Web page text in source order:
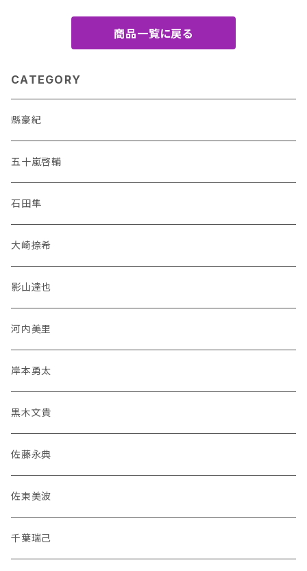
商品一覧に戻る
CATEGORY
縣豪紀
五十嵐啓輔
石田隼
大崎捺希
影山達也
河内美里
岸本勇太
黒木文貴
佐藤永典
佐東美波
千葉瑞己